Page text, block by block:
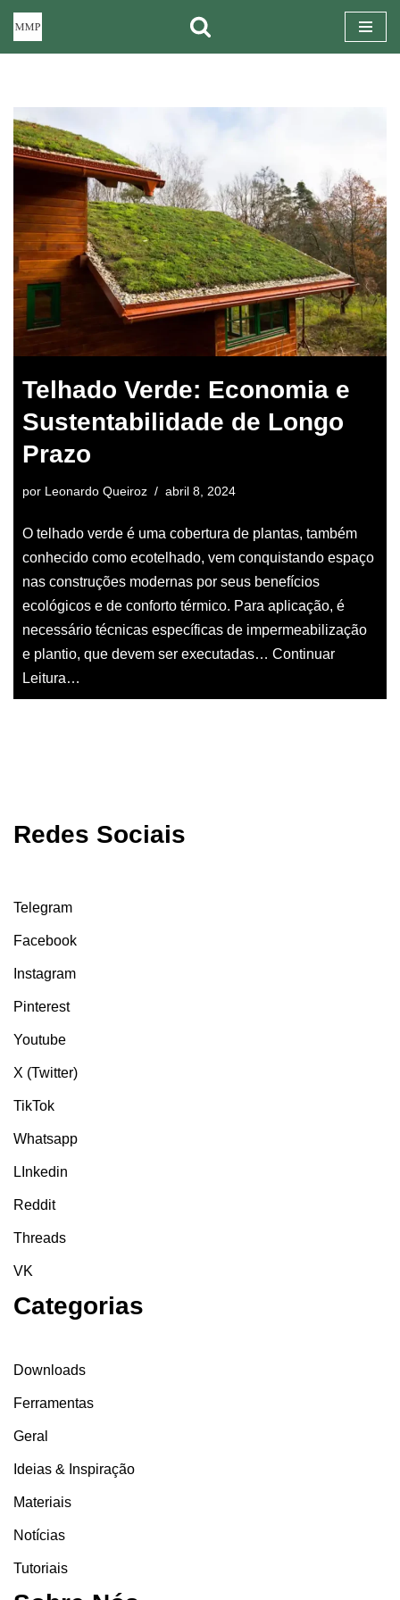
conteúdo
Telhado Verde: Economia e
Sustentabilidade de Longo
Prazo
por Leonardo Queiroz abril 8, 2024
O telhado verde é uma cobertura de plantas, também
conhecido como ecotelhado, vem conquistando espaço
nas construções modernas por seus benefícios
ecológicos e de conforto térmico. Para aplicação, é
necessário técnicas específicas de impermeabilização
e plantio, que devem ser executadas… Continuar
Leitura…
Redes Sociais
Telegram
Facebook
Instagram
Pinterest
Youtube
X (Twitter)
TikTok
Whatsapp
LInkedin
Reddit
Threads
VK
Categorias
Downloads
Ferramentas
Geral
Ideias & Inspiração
Materiais
Notícias
Tutoriais